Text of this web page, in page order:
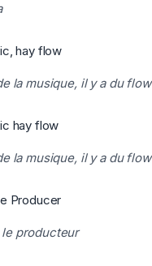
hay flow
la musique, il y a du flow
hay flow
la musique, il y a du flow
Producer
le producteur